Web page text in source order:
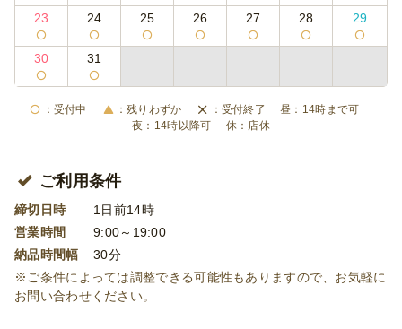
23 24 25 26 27 28 29
30 31
受付中 残りわずか 受付終了
14時まで可
14時以降可
店休
ご利用条件
締切日時
1日前14時
営業時間
9:00～19:00
納品時間幅
30分
※ご条件によっては調整できる可能性もありますので、お気軽に
お問い合わせください。